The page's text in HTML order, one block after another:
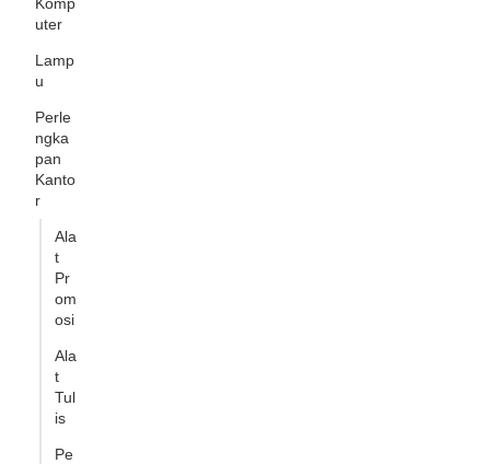
uter
Lamp
u
Perle
ngka
pan
Kanto
r
Ala
t
Pr
om
osi
Ala
t
Tul
is
Pe